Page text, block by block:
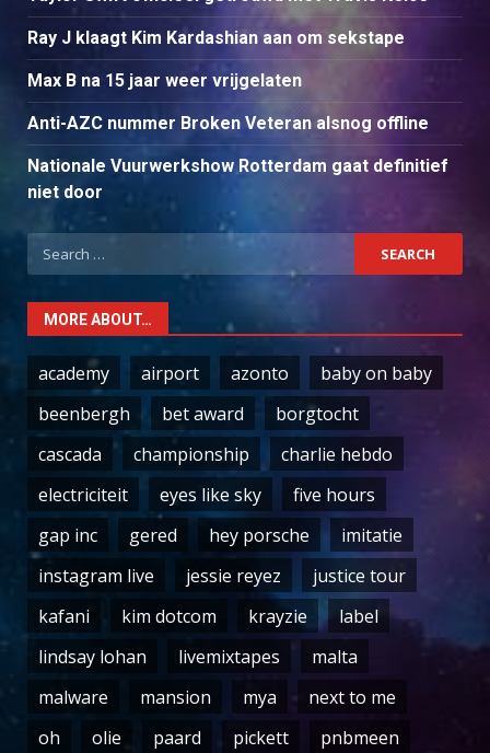
Ray J klaagt Kim Kardashian aan om sekstape
Max B na 15 jaar weer vrijgelaten
Anti-AZC nummer Broken Veteran alsnog offline
Nationale Vuurwerkshow Rotterdam gaat definitief
niet door
Search
for:
MORE ABOUT…
academy airport azonto
baby on baby
beenbergh
bet award
borgtocht
cascada
championship
charlie hebdo
electriciteit
eyes like sky
five hours
gap inc
gered hey porsche
imitatie
instagram live
jessie reyez
justice tour
kafani
kim dotcom krayzie
label
lindsay lohan
livemixtapes
malta
malware
mansion mya
next to me
oh
olie paard pickett pnbmeen